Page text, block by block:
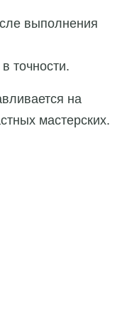
выполнения
точности.
на
мастерских.